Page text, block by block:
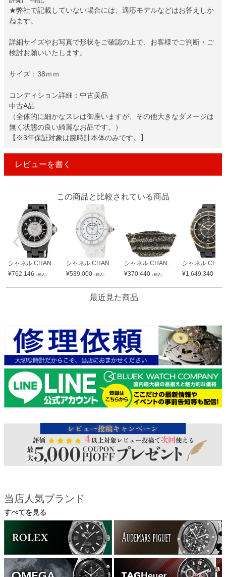
★弊社で記載していない場合には、適応モデルなどはお答えしか
ねます。
詳細サイズやお写真で形状をご確認の上で、お客様でご判断・ご
検討お願いいたします。
サイズ：38ｍｍ
コンディション詳細：中古美品
中古A品
（全体的に細かなスレは御座いますが、その他大きなダメージは
無く状態の良い綺麗なお品です。）
【※3年保証対象は腕時計本体のみです。】
レビューを書く
この商品と比較されている商品
シャネル CHAN...
¥762,146 （税込）
シャネル CHAN...
¥539,000 （税込）
シャネル CHAN...
¥370,440 （税込）
シャネル
¥1,649,340
最近見た商品
当店人気ブランド
すべてを見る